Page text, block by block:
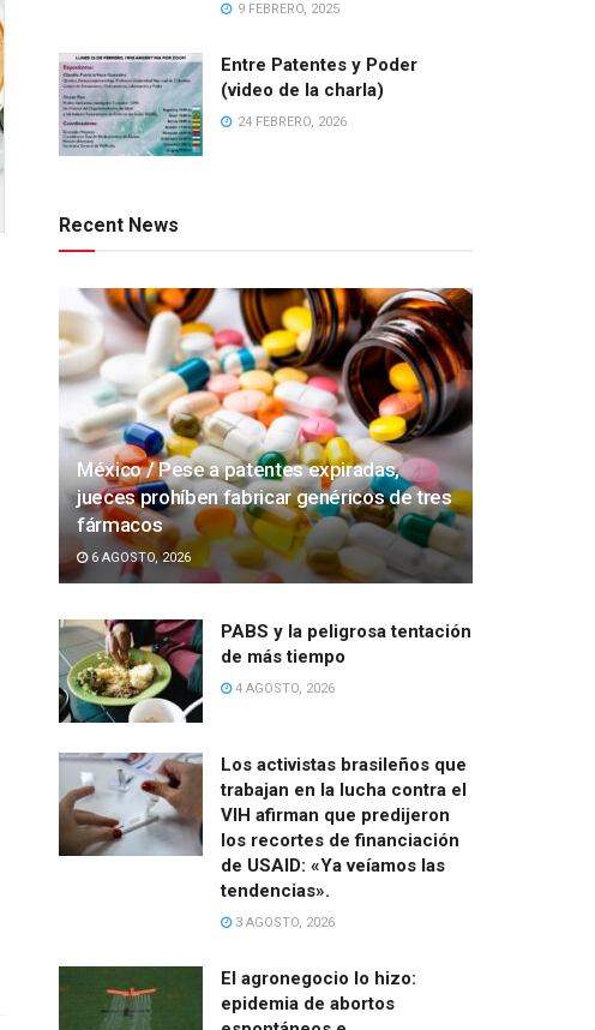
9 FEBRERO, 2025
Entre Patentes y Poder
(video de la charla)
24 FEBRERO, 2026
Recent News
México / Pese a patentes expiradas,
jueces prohíben fabricar genéricos de tres
fármacos
6 AGOSTO, 2026
PABS y la peligrosa tentación
de más tiempo
4 AGOSTO, 2026
Los activistas brasileños que
trabajan en la lucha contra el
VIH afirman que predijeron
los recortes de financiación
de USAID: «Ya veíamos las
tendencias».
3 AGOSTO, 2026
El agronegocio lo hizo:
epidemia de abortos